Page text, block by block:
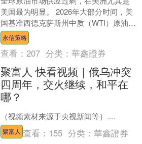
美国最为明显。 2026年大部分时间，美
国基准西德克萨斯州中质（WTI）原油期
货曲线处于“期货升水”结构，即远期合约
价格高于近....
永信策略
查看：207 分类：華鑫證券
聚富人 快看视频｜俄乌冲突
四周年，交火继续，和平在
哪？
（视频素材来源于央视新闻等）....
聚富人 查看： 155 分类：華鑫證券